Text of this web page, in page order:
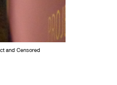
and Censored